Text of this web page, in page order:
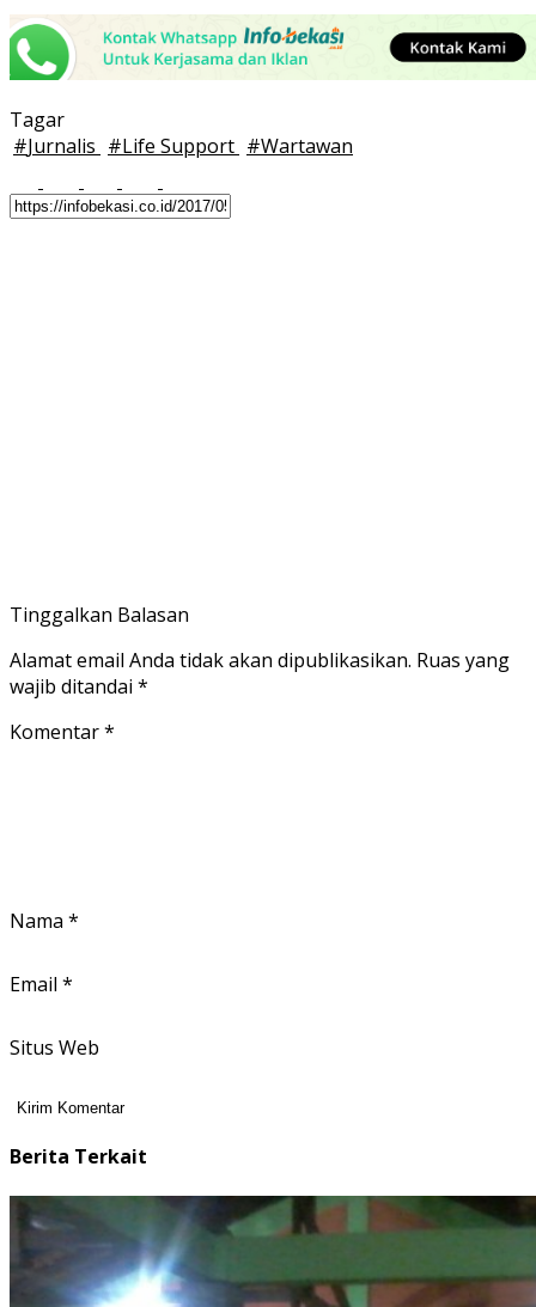
Tagar
#Jurnalis #Life Support #Wartawan
Tinggalkan Balasan
Alamat email Anda tidak akan dipublikasikan. Ruas yang
wajib ditandai *
Komentar*
Nama *
Email *
Situs Web
Berita Terkait